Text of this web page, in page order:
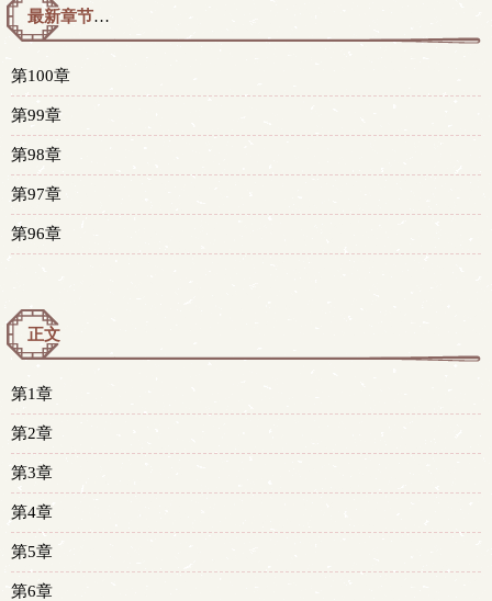
最新章节预览 更新时间：2024-12-11T15:43:00
第100章
第99章
第98章
第97章
第96章
正文
第1章
第2章
第3章
第4章
第5章
第6章